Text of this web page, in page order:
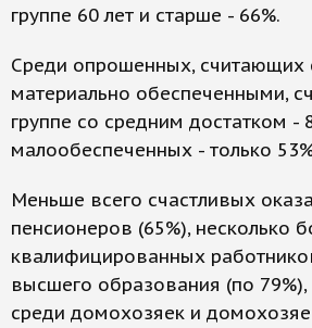
группе 60 лет и старше - 66%.
Среди опрошенных, считающих
материально обеспеченными,
группе со средним достатком -
малообеспеченных - только
Меньше всего счастливых
пенсионеров (65%), несколько
квалифицированных
высшего образования (по
среди домохозяек и